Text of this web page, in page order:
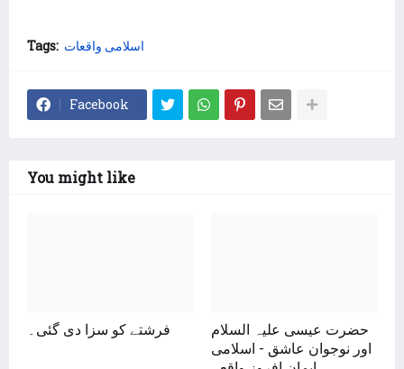
Tags: اسلامی واقعات
Facebook
You might like
فرشتے کو سزا دی گئی۔
حضرت عیسی علیہ السلام
اور نوجوان عاشق - اسلامی